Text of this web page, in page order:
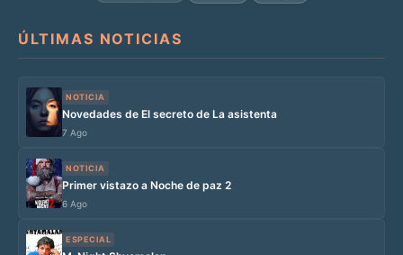
ÚLTIMAS NOTICIAS
NOTICIA
Novedades de El secreto de La asistenta
7 Ago
NOTICIA
Primer vistazo a Noche de paz 2
6 Ago
ESPECIAL